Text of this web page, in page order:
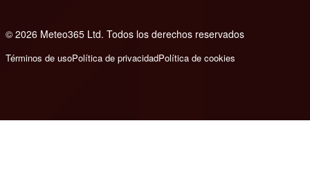
© 2026 Meteo365 Ltd. Todos los derechos reservados
Términos de usoPolítica de privacidadPolítica de cookies